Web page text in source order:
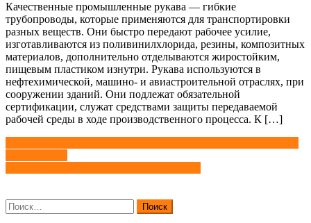
Качественные промышленные рукава — гибкие
трубопроводы, которые применяются для транспортировки
разных веществ. Они быстро передают рабочее усилие,
изготавливаются из поливинилхлорида, резины, композитных
материалов, дополнительно отделываются жиростойким,
пищевым пластиком изнутри. Рукава используются в
нефтехимической, машино- и авиастроительной отраслях, при
сооружении зданий. Они подлежат обязательной
сертификации, служат средствами защиты передаваемой
рабочей среды в ходе производственного процесса. К […]
Навигация
по
Найти: